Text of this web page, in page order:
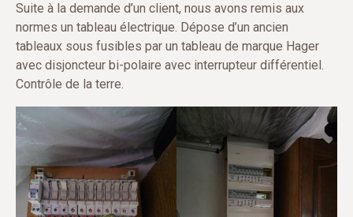
Suite à la demande d’un client, nous avons remis aux
normes un tableau électrique. Dépose d’un ancien
tableaux sous fusibles par un tableau de marque Hager
avec disjoncteur bi-polaire avec interrupteur différentiel.
Contrôle de la terre.